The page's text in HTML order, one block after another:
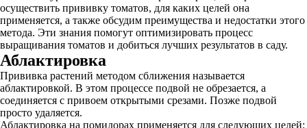
осуществить прививку томатов, для каких целей она
применяется, а также обсудим преимущества и недостатки этого
метода. Эти знания помогут оптимизировать процесс
выращивания томатов и добиться лучших результатов в саду.
Аблактировка
Прививка растений методом сближения называется
аблактировкой. В этом процессе подвой не обрезается, а
соединяется с привоем открытыми срезами. Позже подвой
просто удаляется.
Аблактировка на помидорах применяется для следующих целей: